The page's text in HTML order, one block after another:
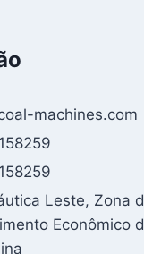
machines.com
Leste, Zona
Econômico